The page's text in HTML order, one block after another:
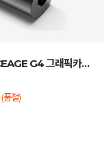
3RSYS ICEAGE G4 그래픽카드 지지대 (별...
(품절)